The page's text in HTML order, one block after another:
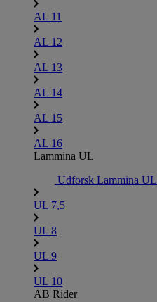
AL 11
AL 12
AL 13
AL 14
AL 15
AL 16
Lammina UL
Udforsk Lammina UL
UL 7,5
UL 8
UL 9
UL 10
AB Rider